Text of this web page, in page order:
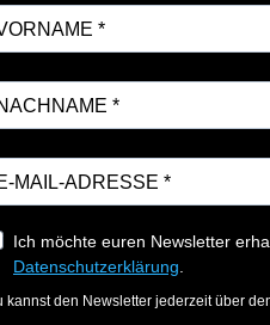
Ich möchte euren Newsletter
Datenschutzerklärung
kannst den Newsletter jederzeit über